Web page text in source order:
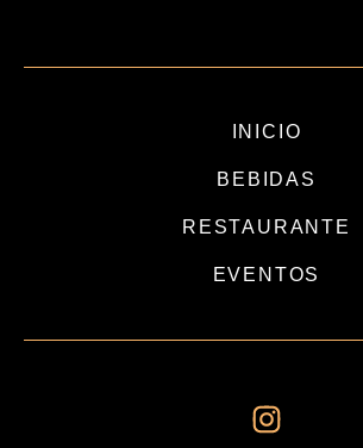
INICIO
BEBIDAS
RESTAURANTE
EVENTOS